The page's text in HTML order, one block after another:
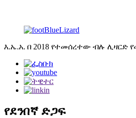
እ.ኤ.አ. በ 2018 የተመሰረተው ብሉ ሊዛርድ
የደንበኛ ድጋፍ